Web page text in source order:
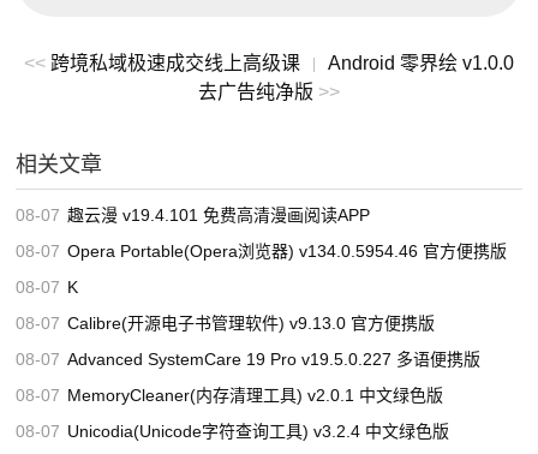
弹幕功能支持边看边聊，实时分享你的神评论与槽点；
软件截图
<< 跨境私域极速成交线上高级课 |
Android 零界绘 v1.0.0
去广告纯净版 >>
相关文章
08-07 趣云漫 v19.4.101 免费高清漫画阅读APP
08-07 Opera Portable(Opera浏览器) v134.0.5954.46 官方便携版
08-07 K
08-07 Calibre(开源电子书管理软件) v9.13.0 官方便携版
08-07 Advanced SystemCare 19 Pro v19.5.0.227 多语便携版
08-07 MemoryCleaner(内存清理工具) v2.0.1 中文绿色版
08-07 Unicodia(Unicode字符查询工具) v3.2.4 中文绿色版